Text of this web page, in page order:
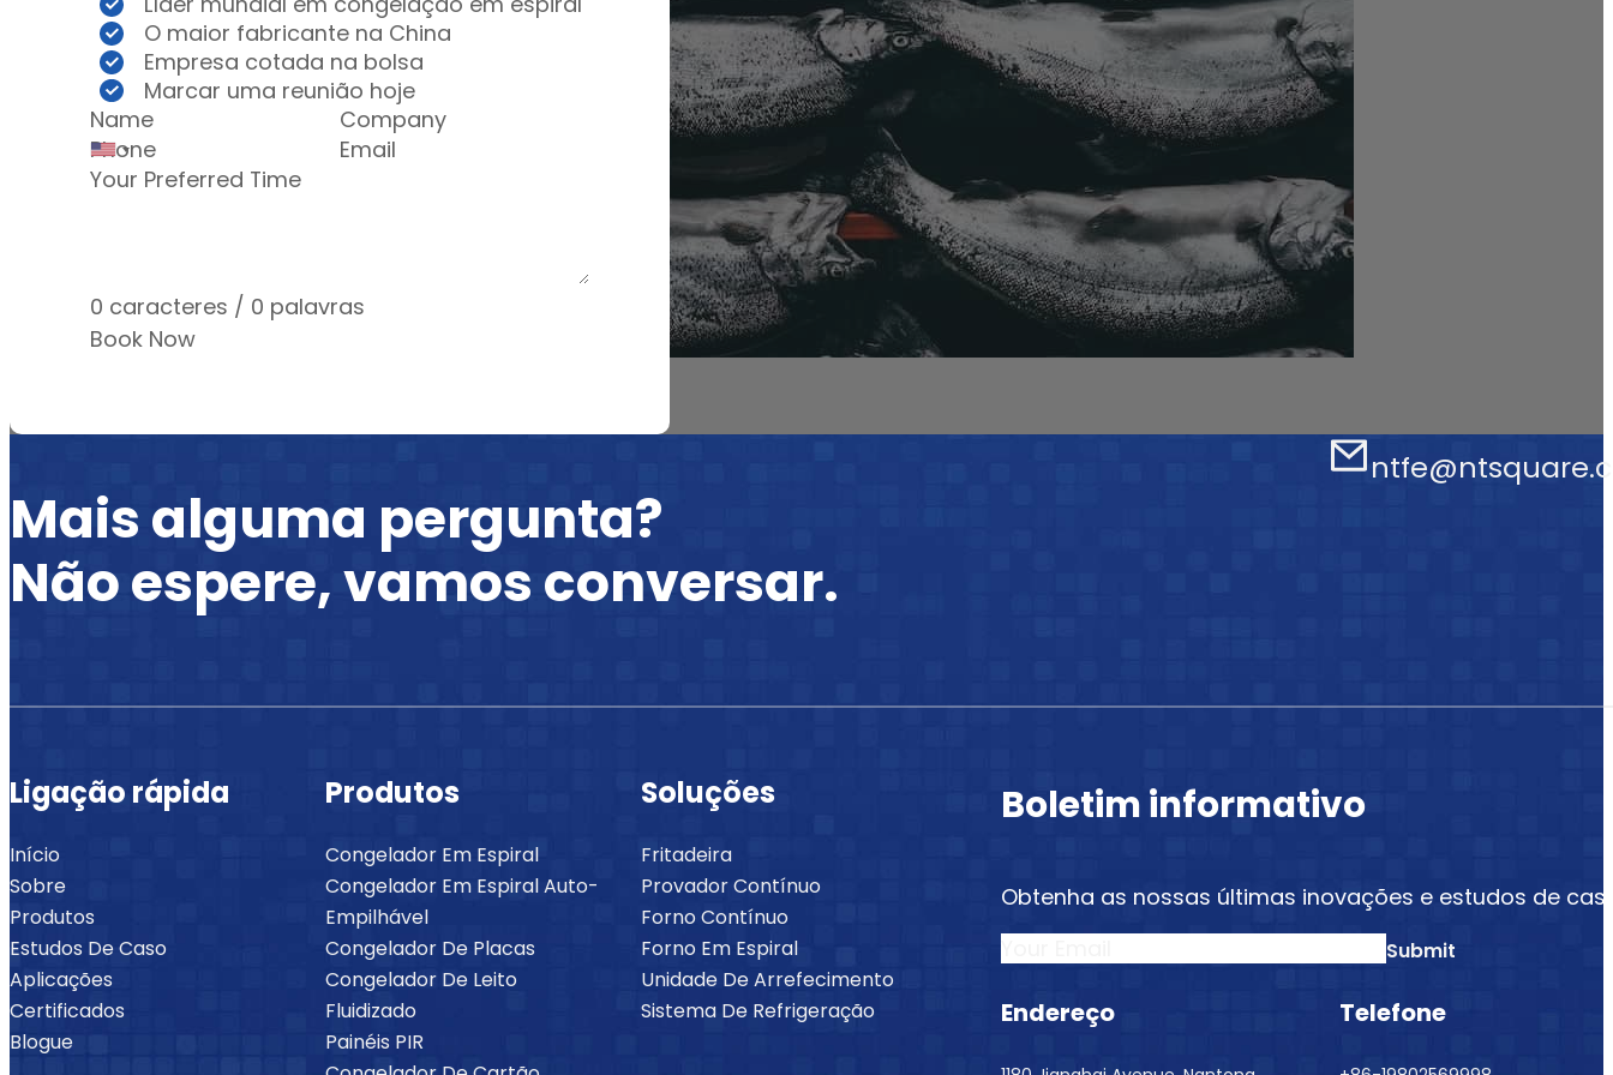
O maior fabricante na China
Empresa cotada na bolsa
Marcar uma reunião hoje
Section
0 caracteres / 0 palavras
Book Now
Mais alguma pergunta?
Não espere, vamos conversar.
Ligação rápida
Início
Sobre
Produtos
Estudos De Caso
Aplicações
Certificados
Blogue
Produtos
Congelador Em Espiral
Congelador Em Espiral Auto-
Empilhável
Congelador De Placas
Congelador De Leito
Fluidizado
Painéis PIR
Soluções
Fritadeira
Provador Contínuo
Forno Contínuo
Forno Em Espiral
Unidade De Arrefecimento
Sistema De Refrigeração
Boletim informativo
Obtenha as nossas últimas inovações e estudos de
Submit
Endereço Telefone